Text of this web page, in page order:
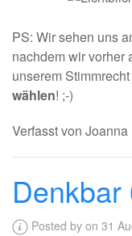
PS: Wir sehen uns
nachdem wir vorher
unserem
wählen! ;-)
Verfasst von Joanna
Posted by on 31